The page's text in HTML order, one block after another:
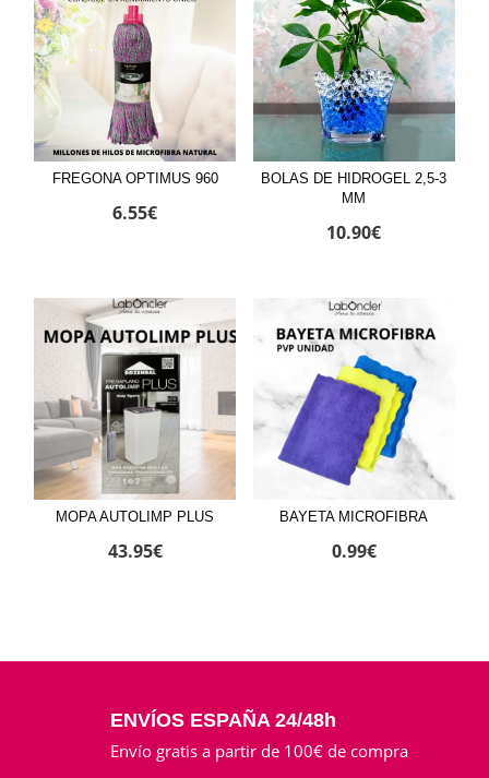
FREGONA OPTIMUS 960
6.55€
BOLAS DE HIDROGEL 2,5-3
MM
10.90€
MOPA AUTOLIMP PLUS
43.95€
BAYETA MICROFIBRA
0.99€
ENVÍOS ESPAÑA 24/48h
Envío gratis a partir de 100€ de compra